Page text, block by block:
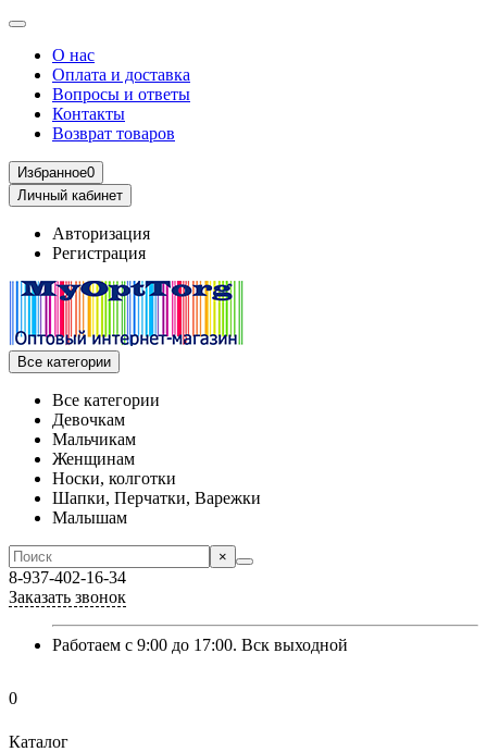
О нас
Оплата и доставка
Вопросы и ответы
Контакты
Возврат товаров
Избранное0
Личный кабинет
Авторизация
Регистрация
Все категории
Все категории
Девочкам
Мальчикам
Женщинам
Носки, колготки
Шапки, Перчатки, Варежки
Малышам
×
8-937-402-16-34
Заказать звонок
Работаем с 9:00 до 17:00. Вск выходной
0
Каталог